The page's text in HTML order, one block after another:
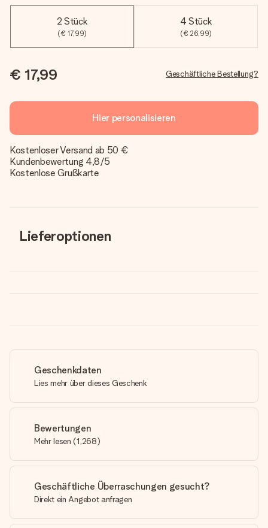
2 Stück
(€ 17,99)
4 Stück
(€ 26,99)
€ 17,99 Geschäftliche Bestellung?
Hier personalisieren
Kostenloser Versand ab 50 €
Kundenbewertung 4,8/5
Kostenlose Grußkarte
Lieferoptionen
Geschenkdaten
Lies mehr über dieses Geschenk
Bewertungen
Mehr lesen (1,268)
Geschäftliche Überraschungen gesucht?
Direkt ein Angebot anfragen